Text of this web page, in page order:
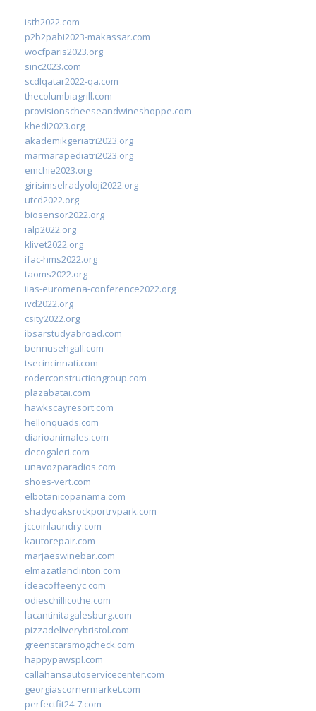
isth2022.com
p2b2pabi2023-makassar.com
wocfparis2023.org
sinc2023.com
scdlqatar2022-qa.com
thecolumbiagrill.com
provisionscheeseandwineshoppe.com
khedi2023.org
akademikgeriatri2023.org
marmarapediatri2023.org
emchie2023.org
girisimselradyoloji2022.org
utcd2022.org
biosensor2022.org
ialp2022.org
klivet2022.org
ifac-hms2022.org
taoms2022.org
iias-euromena-conference2022.org
ivd2022.org
csity2022.org
ibsarstudyabroad.com
bennusehgall.com
tsecincinnati.com
roderconstructiongroup.com
plazabatai.com
hawkscayresort.com
hellonquads.com
diarioanimales.com
decogaleri.com
unavozparadios.com
shoes-vert.com
elbotanicopanama.com
shadyoaksrockportrvpark.com
jccoinlaundry.com
kautorepair.com
marjaeswinebar.com
elmazatlanclinton.com
ideacoffeenyc.com
odieschillicothe.com
lacantinitagalesburg.com
pizzadeliverybristol.com
greenstarsmogcheck.com
happypawspl.com
callahansautoservicecenter.com
georgiascornermarket.com
perfectfit24-7.com